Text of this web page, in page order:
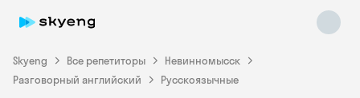
Skyeng Все репетиторы
Невинномысск
Разговорный английский
Русскоязычные